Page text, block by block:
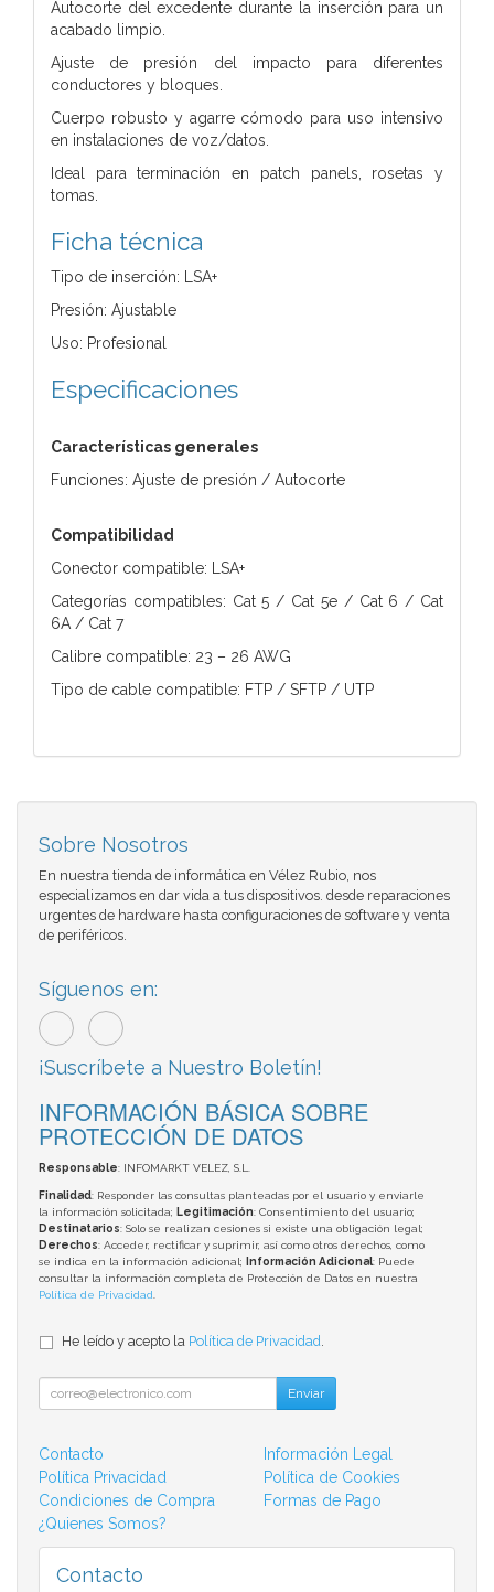
Autocorte del excedente durante la inserción para un
acabado limpio.
Ajuste de presión del impacto para diferentes
conductores y bloques.
Cuerpo robusto y agarre cómodo para uso intensivo
en instalaciones de voz/datos.
Ideal para terminación en patch panels, rosetas y
tomas.
Ficha técnica
Tipo de inserción: LSA+
Presión: Ajustable
Uso: Profesional
Especificaciones
Características generales
Funciones: Ajuste de presión / Autocorte
Compatibilidad
Conector compatible: LSA+
Categorías compatibles: Cat 5 / Cat 5e / Cat 6 / Cat
6A / Cat 7
Calibre compatible: 23 – 26 AWG
Tipo de cable compatible: FTP / SFTP / UTP
Sobre Nosotros
En nuestra tienda de informática en Vélez Rubio, nos
especializamos en dar vida a tus dispositivos. desde reparaciones
urgentes de hardware hasta configuraciones de software y venta
de periféricos.
Síguenos en:
¡Suscríbete a Nuestro Boletín!
INFORMACIÓN BÁSICA SOBRE
PROTECCIÓN DE DATOS
Responsable: INFOMARKT VELEZ, S.L.
Finalidad: Responder las consultas planteadas por el usuario y enviarle
la información solicitada; Legitimación: Consentimiento del usuario;
Destinatarios: Solo se realizan cesiones si existe una obligación legal;
Derechos: Acceder, rectificar y suprimir, así como otros derechos, como
se indica en la información adicional;
Información Adicional: Puede
consultar la información completa de Protección de Datos en nuestra
Política de Privacidad
He leído y acepto la Política de Privacidad
Enviar
Contacto
Información Legal
Política Privacidad
Política de Cookies
Condiciones de Compra
Formas de Pago
¿Quienes Somos?
Contacto